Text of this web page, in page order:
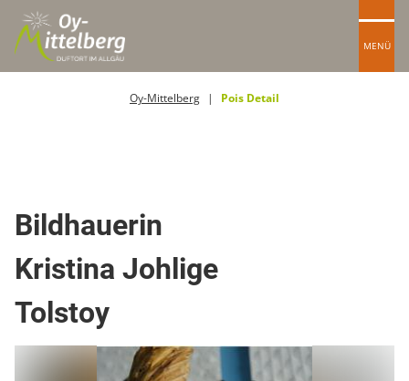
MENÜ
Oy-Mittelberg Pois Detail
Bildhauerin
Kristina Johlige
Tolstoy